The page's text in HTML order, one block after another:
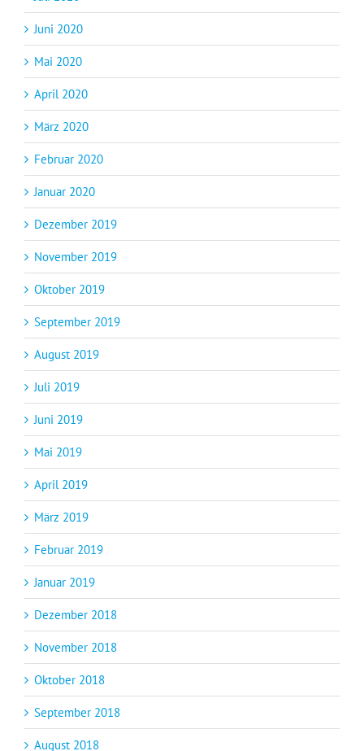
Juni 2020
Mai 2020
April 2020
März 2020
Februar 2020
Januar 2020
Dezember 2019
November 2019
Oktober 2019
September 2019
August 2019
Juli 2019
Juni 2019
Mai 2019
April 2019
März 2019
Februar 2019
Januar 2019
Dezember 2018
November 2018
Oktober 2018
September 2018
August 2018